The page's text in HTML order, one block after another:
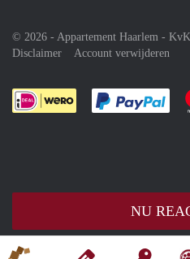
NU
© 2026 - Appartement Haarlem -
Disclaimer
Account verwijderen
Je